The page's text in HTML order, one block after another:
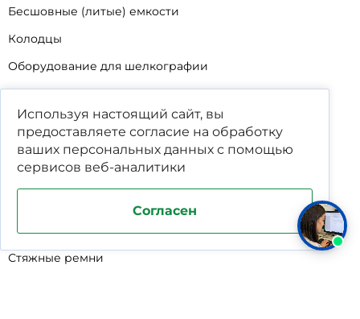
Бесшовные (литые) емкости
Колодцы
Оборудование для шелкографии
Кабины для промывки и напыления
Технические мойки
Биопрепараты
Сигнализатор уровня
Подставка под жироуловители
Фильтр-мешки для пескоуловителей
Стяжные ремни
Используя настоящий сайт, вы
предоставляете согласие на обработку
ваших персональных данных с помощью
сервисов веб-аналитики
Согласен